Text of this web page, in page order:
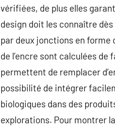
vérifiées, de plus elles
design doit les connaître
par deux jonctions en forme
de l’encre sont calculées
permettent de remplacer
possibilité de intégrer
biologiques dans des
explorations. Pour montrer